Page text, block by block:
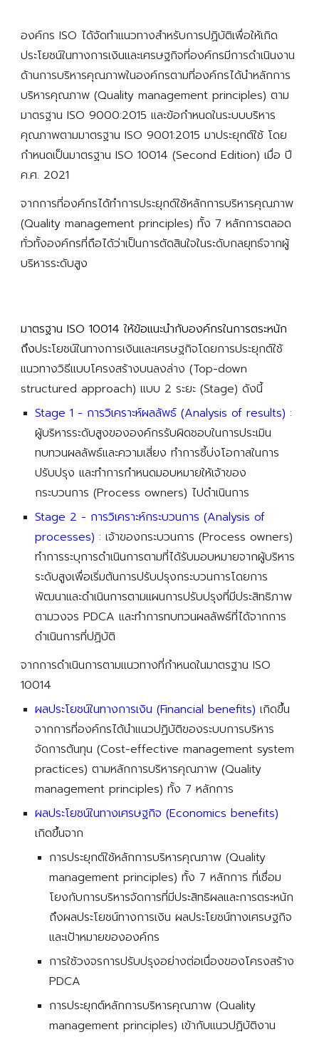
องค์กร ISO ได้จัดทำแนวทางสำหรับการปฏิบัติเพื่อให้เกิด
ประโยชน์ในทางการเงินและเศรษฐกิจที่องค์กรมีการดำเนินงาน
ด้านการบริหารคุณภาพในองค์กรตามที่องค์กรได้นำหลักการ
บริหารคุณภาพ (Quality management principles) ตาม
มาตรฐาน ISO 9000:2015 และข้อกำหนดในระบบบริหาร
คุณภาพตามมาตรฐาน ISO 9001:2015 มาประยุกต์ใช้ โดย
กำหนดเป็นมาตรฐาน ISO 10014 (Second Edition) เมื่อ ปี
ค.ศ. 2021
จากการที่องค์กรได้ทำการประยุกต์ใช้หลักการบริหารคุณภาพ
(Quality management principles) ทั้ง 7 หลักการตลอด
ทั่วทั้งองค์กรที่ถือได้ว่าเป็นการตัดสินใจในระดับกลยุทธ์จากผู้
บริหารระดับสูง
มาตรฐาน ISO 10014 ให้ข้อแนะนำกับองค์กรในการตระหนัก
ถึงประโยชน์ในทางการเงินและเศรษฐกิจโดยการประยุกต์ใช้
แนวทางวิธีแบบโครงสร้างบนลงล่าง (Top-down
structured approach) แบบ 2 ระยะ (Stage) ดังนี้
Stage 1 - การวิเคราะห์ผลลัพธ์ (Analysis of results) :
ผู้บริหารระดับสูงขององค์กรรับผิดชอบในการประเมิน
ทบทวนผลลัพธ์และความเสี่ยง ทำการชี้บ่งโอกาสในการ
ปรับปรุง และทำการกำหนดมอบหมายให้เจ้าของ
กระบวนการ (Process owners) ไปดำเนินการ
Stage 2 - การวิเคราะห์กระบวนการ (Analysis of
processes) :
ทำการระบุการดำเนินการตามที่ได้รับมอบหมายจากผู้บริหาร
ระดับสูงเพื่อเริ่มต้นการปรับปรุงกระบวนการโดยการ
พัฒนาและดำเนินการตามแผนการปรับปรุงที่มีประสิทธิภาพ
ตามวงจร PDCA และทำการทบทวนผลลัพธ์ที่ได้จากการ
ดำเนินการที่ปฏิบัติ
จากการดำเนินการตามแนวทางที่กำหนดในมาตรฐาน ISO
10014
ผลประโยชน์ในทางการเงิน (Financial benefits) เกิดขึ้น
จากการที่องค์กรได้นำแนวปฏิบัติของระบบการบริหาร
จัดการต้นทุน (Cost-effective management system
practices) ตามหลักการบริหารคุณภาพ (Quality
management principles) ทั้ง 7 หลักการ
ผลประโยชน์ในทางเศรษฐกิจ (Economics benefits)
เกิดขึ้นจาก
การประยุกต์ใช้หลักการบริหารคุณภาพ (Quality
management principles) ทั้ง 7 หลักการ ที่เชื่อม
โยงกับการบริหารจัดการที่มีประสิทธผลและการตระหนัก
ถึงผลประโยชน์ทางการเงิน ผลประโยชน์ทางเศรษฐกิจ
และเป้าหมายขององค์กร
การใช้วงจรการปรับปรุงอย่างต่อเนื่องของโครงสร้าง
PDCA
การประยุกต์หลักการบริหารคุณภาพ (Quality
management principles) เข้ากับแนวปฏิบัติงาน